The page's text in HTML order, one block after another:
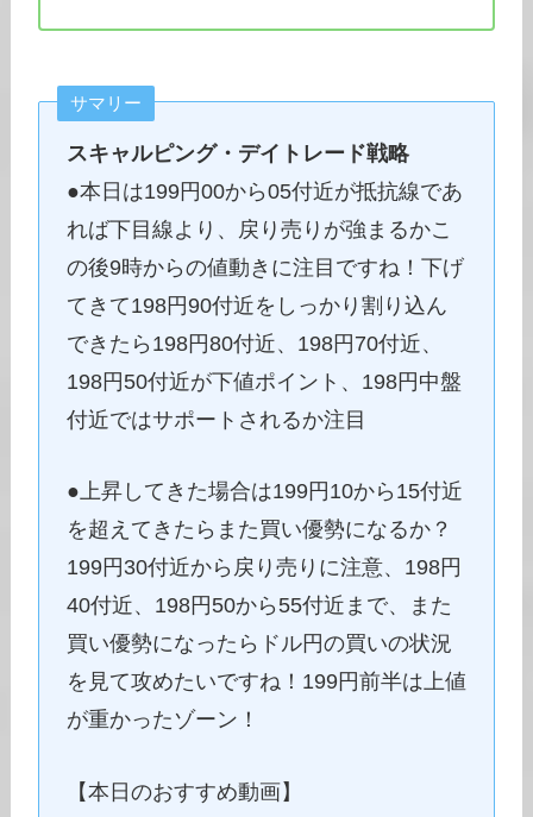
サマリー
スキャルピング・デイトレード戦略
●本日は199円00から05付近が抵抗線であ
れば下目線より、戻り売りが強まるかこ
の後9時からの値動きに注目ですね！下げ
てきて198円90付近をしっかり割り込ん
できたら198円80付近、198円70付近、
198円50付近が下値ポイント、198円中盤
付近ではサポートされるか注目
●上昇してきた場合は199円10から15付近
を超えてきたらまた買い優勢になるか？
199円30付近から戻り売りに注意、198円
40付近、198円50から55付近まで、また
買い優勢になったらドル円の買いの状況
を見て攻めたいですね！199円前半は上値
が重かったゾーン！
【本日のおすすめ動画】